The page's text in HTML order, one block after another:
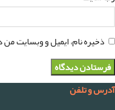
ذخیره نام، ایمیل و وبسایت
آدرس و تلفن